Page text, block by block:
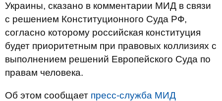
Украины, сказано в комментарии МИД в связи
с решением Конституционного Суда РФ,
согласно которому российская конституция
будет приоритетным при правовых коллизиях с
выполнением решений Европейского Суда по
правам человека.
Об этом сообщает пресс-служба МИД